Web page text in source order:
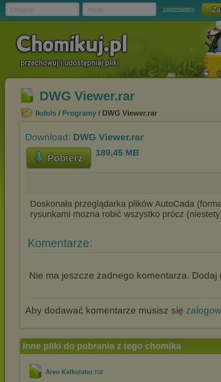
zapomniałem
DWG Viewer.rar
Ikdols / Programy / DWG Viewer.rar
Download: DWG Viewer.rar
Pobierz 189,45 MB
Doskonała przeglądarka plików AutoCada
rysunkami mozna robić wszystko prócz
Komentarze:
Nie ma jeszcze żadnego komentarza. Dodaj
Aby dodawać komentarze musisz się
Inne pliki do pobrania z tego chomika
Areo Kalkulator.rar